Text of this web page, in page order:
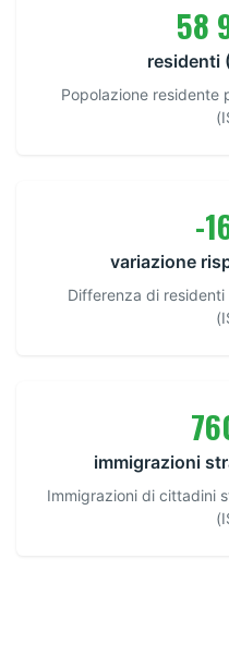
58
residenti
Popolazione residente
-
variazione
Differenza di
immigrazioni
Immigrazioni di cittadini